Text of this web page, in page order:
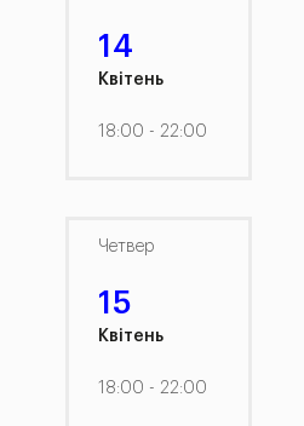
14
Квітень
18:00 - 22:00
Четвер
15
Квітень
18:00 - 22:00